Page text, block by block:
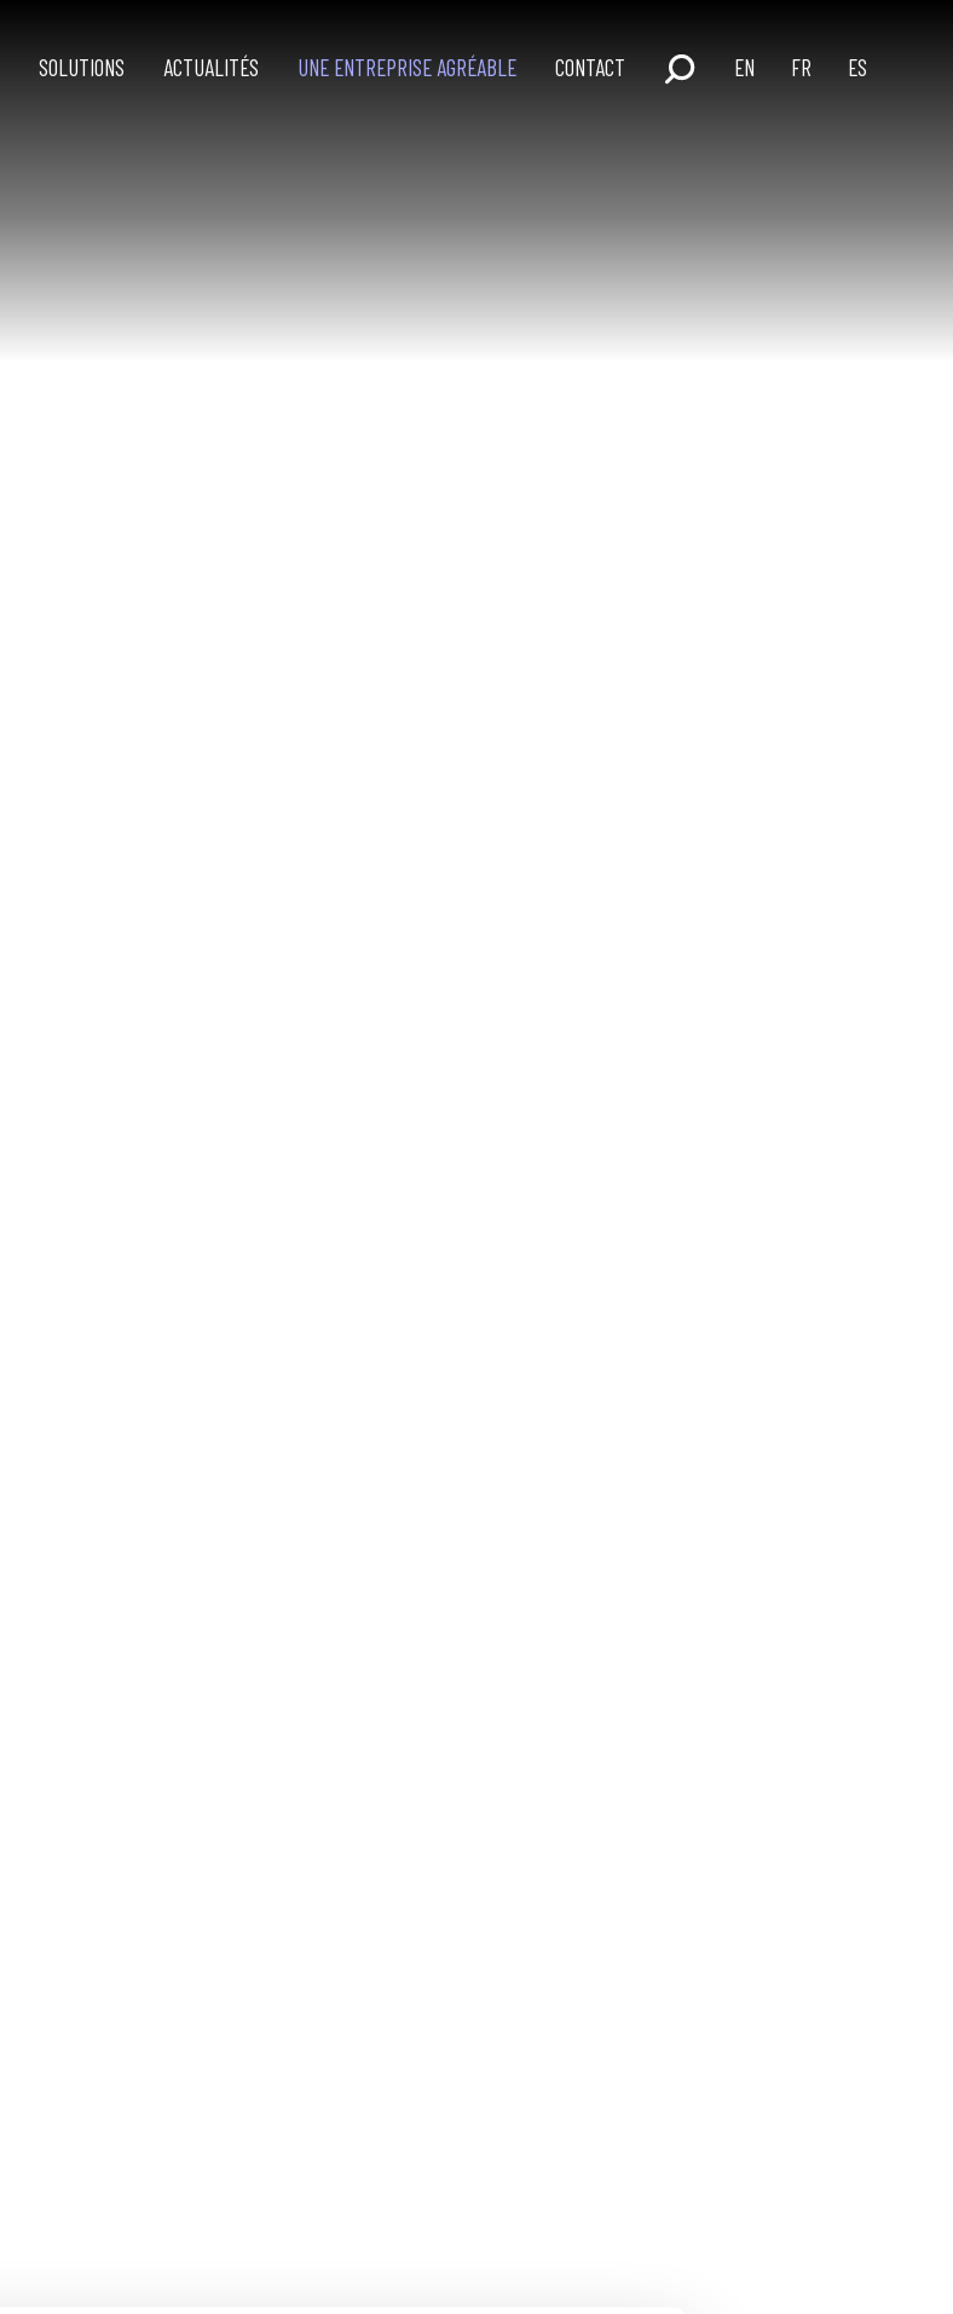
SOLUTIONS ACTUALITÉS UNE ENTREPRISE AGRÉABLE CONTACT ENGLISHFRANÇAISESPAÑOL